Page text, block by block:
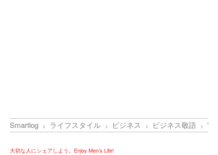
Smartlog ライフスタイル ビジネス ビジネス敬語 "
大切な人にシェアしよう。Enjoy Men’s Life!